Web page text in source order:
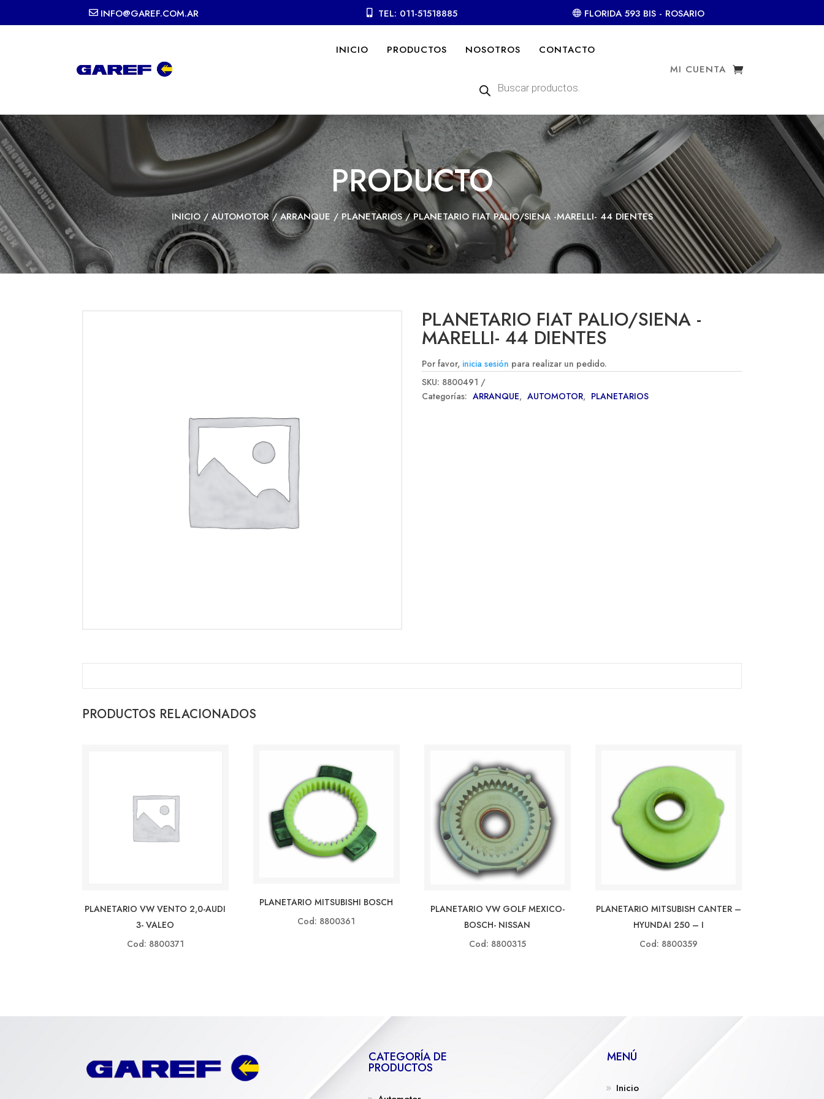
INFO@GAREF.COM.AR TEL: 011-51518885 FLORIDA 593 BIS - ROSARIO
INICIO PRODUCTOS NOSOTROS CONTACTO
productos
MI CUENTA
PRODUCTO
INICIO/AUTOMOTOR/ARRANQUE /PLANETARIOS/ PLANETARIO FIAT PALIO/SIENA -MARELLI- 44 DIENTES
PLANETARIO FIAT PALIO/SIENA -
MARELLI- 44 DIENTES
Por favor, inicia sesión para realizar un pedido.
SKU: 8800491
Categorías: ARRANQUE, AUTOMOTOR, PLANETARIOS
PRODUCTOS RELACIONADOS
PLANETARIO VW VENTO 2,0-AUDI
3- VALEO
Cod: 8800371
PLANETARIO MITSUBISHI BOSCH
Cod: 8800361
PLANETARIO VW GOLF MEXICO-
BOSCH- NISSAN
Cod: 8800315
PLANETARIO MITSUBISH CANTER –
HYUNDAI 250 – I
Cod: 8800359
CATEGORÍA DE
PRODUCTOS
MENÚ
Inicio